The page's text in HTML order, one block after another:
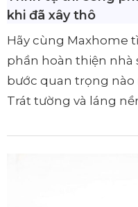
khi đã xây thô
Hãy cùng Maxhome
phần hoàn thiện nhà
bước quan trọng nào
Trát tường và láng